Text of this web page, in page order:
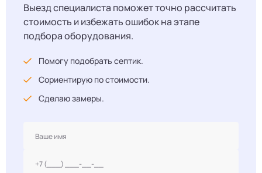
Выезд специалиста поможет точно рассчитать
стоимость и избежать ошибок на этапе
подбора оборудования.
Помогу подобрать септик.
Сориентирую по стоимости.
Сделаю замеры.